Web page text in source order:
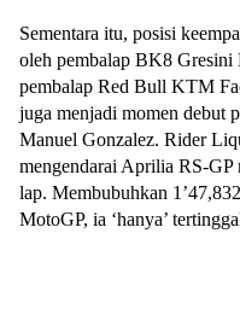
Sementara itu, posisi
oleh pembalap BK8 Gresini
pembalap Red Bull KTM
juga menjadi momen debut
Manuel Gonzalez. Rider
mengendarai Aprilia RS-GP
lap. Membubuhkan
MotoGP, ia ‘hanya’